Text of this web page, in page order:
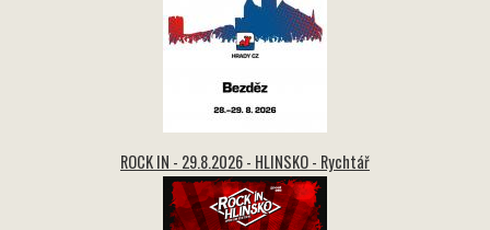
ROCK IN - 29.8.2026 - HLINSKO - Rychtář